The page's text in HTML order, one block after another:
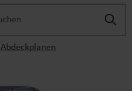
Abdeckplanen